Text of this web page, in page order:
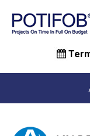
hlavný